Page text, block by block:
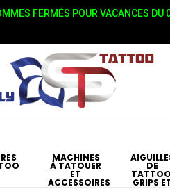
FERMÉS POUR VACANCES
MACHINES
À TATOUER
ET
ACCESSOIRES
DE
GRIPS